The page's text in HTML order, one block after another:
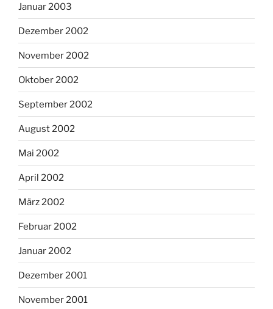
Januar 2003
Dezember 2002
November 2002
Oktober 2002
September 2002
August 2002
Mai 2002
April 2002
März 2002
Februar 2002
Januar 2002
Dezember 2001
November 2001